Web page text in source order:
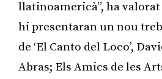
llatinoamericà”, ha
hi presentaran un nou
de ‘El Canto del Loco’,
Abras; Els Amics de les